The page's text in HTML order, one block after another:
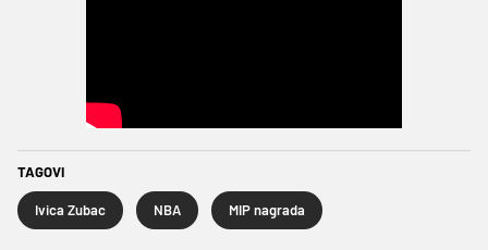
TAGOVI
Ivica Zubac NBA MIP nagrada